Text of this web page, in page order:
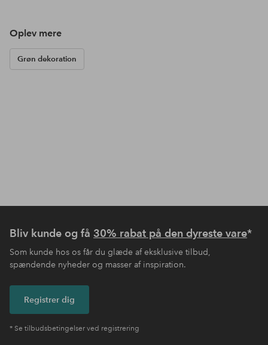
Oplev mere
Grøn dekoration
Bliv kunde og få 30% rabat på den dyreste vare*
Som kunde hos os får du glæde af eksklusive tilbud,
spændende nyheder og masser af inspiration.
Registrer dig
* Se tilbudsbetingelser ved registrering